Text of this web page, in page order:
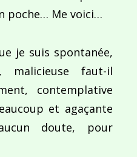
poche… Me voici…
je suis spontanée,
malicieuse faut-il
contemplative
et agaçante
doute, pour